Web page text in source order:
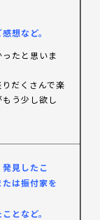
想など。
たと思いま
だくさんで楽
う少し欲し
見したこ
は振付家を
となど。